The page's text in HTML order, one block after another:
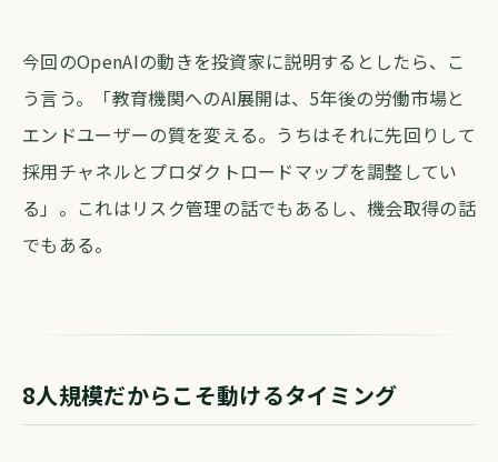
今回のOpenAIの動きを投資家に説明するとしたら、こ
う言う。「教育機関へのAI展開は、5年後の労働市場と
エンドユーザーの質を変える。うちはそれに先回りして
採用チャネルとプロダクトロードマップを調整してい
る」。これはリスク管理の話でもあるし、機会取得の話
でもある。
8人規模だからこそ動けるタイミング